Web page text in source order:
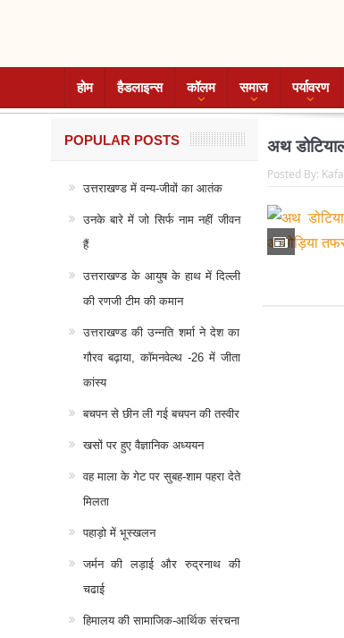
होम हैडलाइन्स कॉलम समाज पर्यावरण
अथ
Posted By:
POPULAR POSTS
उत्तराखण्ड में वन्य-जीवों का आतंक
उनके बारे में जो सिर्फ नाम नहीं जीवन
हैं
उत्तराखण्ड के आयुष के हाथ में दिल्ली
की रणजी टीम की कमान
उत्तराखण्ड की उन्नति शर्मा ने देश का
गौरव बढ़ाया, कॉमनवेल्थ -26 में जीता
कांस्य
बचपन से छीन ली गई बचपन की तस्वीर
खसों पर हुए वैज्ञानिक अध्ययन
वह माला के गेट पर सुबह-शाम पहरा देते
मिलता
पहाड़ो में भूस्खलन
जर्मन की लड़ाई और रुद्रनाथ की
चढाई
हिमालय की सामाजिक-आर्थिक संरचना